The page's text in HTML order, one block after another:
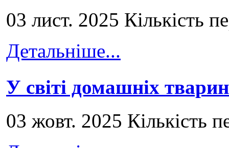
03 лист. 2025 Кількість
Детальніше...
У світі домашніх тварин
03 жовт. 2025 Кількість